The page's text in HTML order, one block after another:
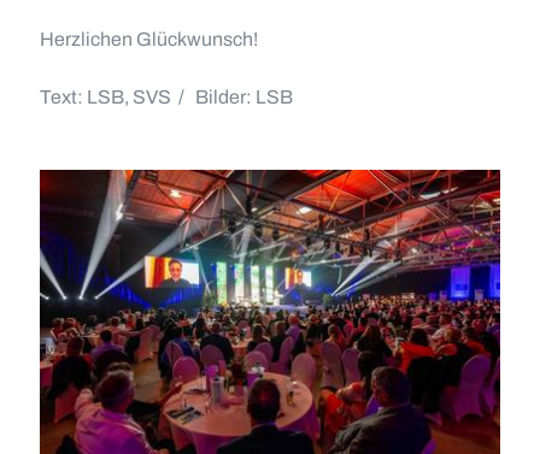
Herzlichen Glückwunsch!
Text: LSB, SVS / Bilder: LSB